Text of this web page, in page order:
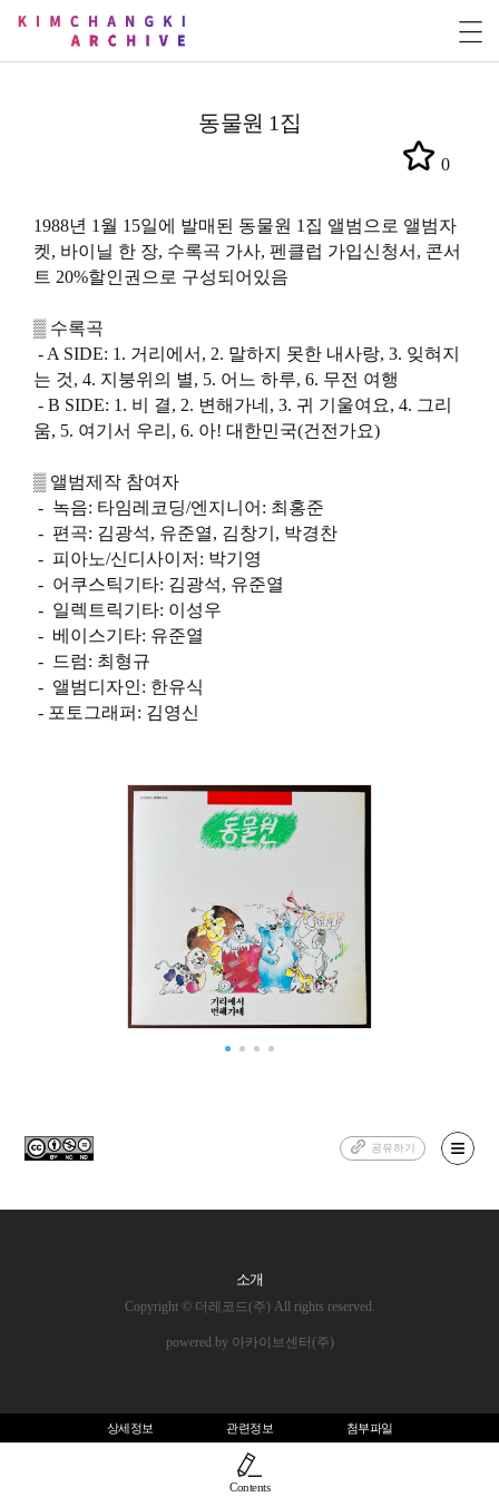
Contents
동물원 1집
0
1988년 1월 15일에 발매된 동물원 1집 앨범으로 앨범자
켓, 바이닐 한 장, 수록곡 가사, 펜클럽 가입신청서, 콘서
트 20%할인권으로 구성되어있음
▒ 수록곡
- A SIDE: 1. 거리에서, 2. 말하지 못한 내사랑, 3. 잊혀지
는 것, 4. 지붕위의 별, 5. 어느 하루, 6. 무전 여행
- B SIDE: 1. 비 결, 2. 변해가네, 3. 귀 기울여요, 4. 그리
움, 5. 여기서 우리, 6. 아! 대한민국(건전가요)
▒ 앨범제작 참여자
- 녹음: 타임레코딩/엔지니어: 최홍준
- 편곡: 김광석, 유준열, 김창기, 박경찬
- 피아노/신디사이저: 박기영
- 어쿠스틱기타: 김광석, 유준열
- 일렉트릭기타: 이성우
- 베이스기타: 유준열
- 드럼: 최형규
- 앨범디자인: 한유식
- 포토그래퍼: 김영신
공유하기
상세정보 관련정보 첨부파일
소개
Copyright © 더레코드(주) All rights reserved.
powered by 아카이브센터(주)